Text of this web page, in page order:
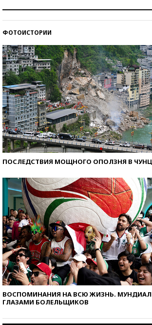
ФОТОИСТОРИИ
ПОСЛЕДСТВИЯ МОЩНОГО ОПОЛЗНЯ В
ВОСПОМИНАНИЯ НА ВСЮ ЖИЗНЬ.
ГЛАЗАМИ БОЛЕЛЬЩИКОВ